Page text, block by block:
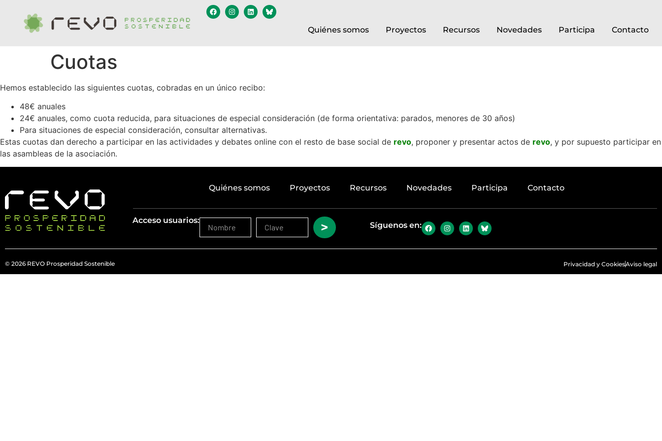
Quiénes somos Proyectos Recursos Novedades Participa Contacto
Cuotas
Hemos establecido las siguientes cuotas, cobradas en un único recibo:
48€ anuales
24€ anuales, como cuota reducida, para situaciones de especial consideración (de forma orientativa: parados, menores de 30 años)
Para situaciones de especial consideración, consultar alternativas.
Estas cuotas dan derecho a participar en las actividades y debates online con el resto de base social de revo, proponer y presentar actos de revo, y por supuesto participar en
las asambleas de la asociación.
Quiénes somos Proyectos Recursos Novedades Participa Contacto
Acceso usuarios: > Síguenos en:
© 2026 REVO Prosperidad Sostenible Privacidad y CookiesAviso legal